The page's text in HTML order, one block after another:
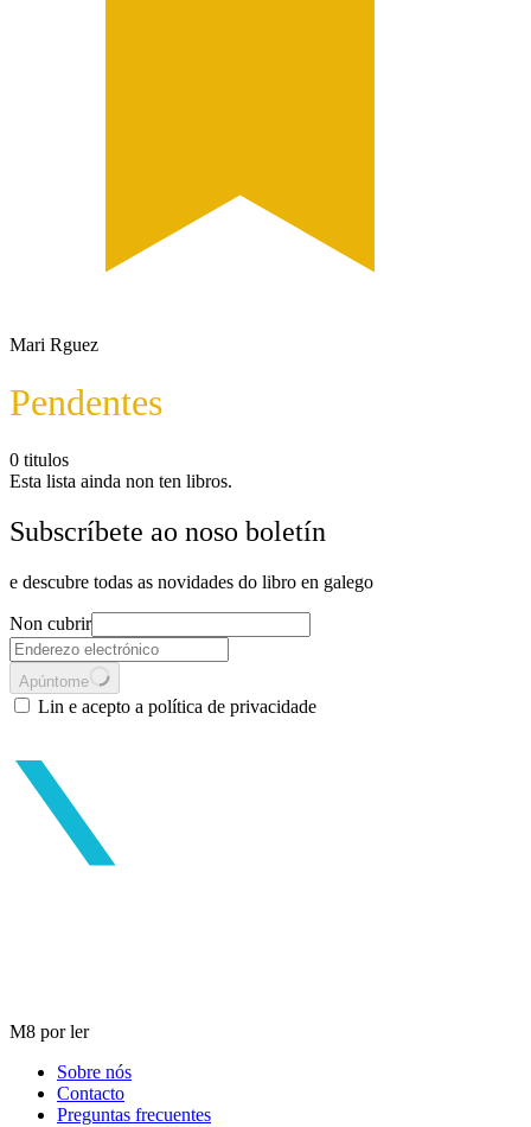
Mari Rguez
Pendentes
0 titulos
Esta lista ainda non ten libros.
Subscríbete ao noso boletín
e descubre todas as novidades do libro en galego
Non cubrir
Apúntome
Lin e acepto a política de privacidade
M8 por ler
Sobre nós
Contacto
Preguntas frecuentes